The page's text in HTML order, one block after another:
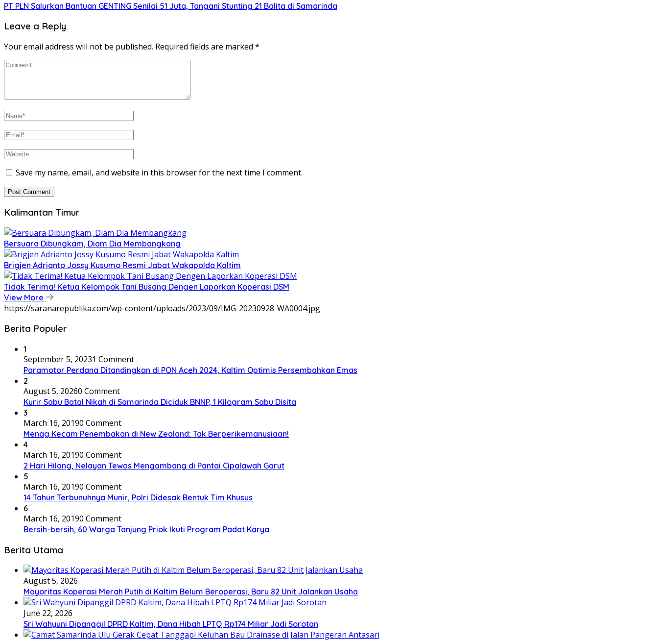
PT PLN Salurkan Bantuan GENTING Senilai 51 Juta, Tangani Stunting 21 Balita di Samarinda
Leave a Reply
Your email address will not be published. Required fields are marked *
Save my name, email, and website in this browser for the next time I comment.
Kalimantan Timur
Bersuara Dibungkam, Diam Dia Membangkang
Brigjen Adrianto Jossy Kusumo Resmi Jabat Wakapolda Kaltim
Tidak Terima! Ketua Kelompok Tani Busang Dengen Laporkan Koperasi DSM
View More
https://saranarepublika.com/wp-content/uploads/2023/09/IMG-20230928-WA0004.jpg
Berita Populer
1
September 5, 20231 Comment
Paramotor Perdana Ditandingkan di PON Aceh 2024, Kaltim Optimis Persembahkan Emas
2
August 5, 20260 Comment
Kurir Sabu Batal Nikah di Samarinda Diciduk BNNP, 1 Kilogram Sabu Disita
3
March 16, 20190 Comment
Menag Kecam Penembakan di New Zealand: Tak Berperikemanusiaan!
4
March 16, 20190 Comment
2 Hari Hilang, Nelayan Tewas Mengambang di Pantai Cipalawah Garut
5
March 16, 20190 Comment
14 Tahun Terbunuhnya Munir, Polri Didesak Bentuk Tim Khusus
6
March 16, 20190 Comment
Bersih-bersih, 60 Warga Tanjung Priok Ikuti Program Padat Karya
Berita Utama
August 5, 2026
Mayoritas Koperasi Merah Putih di Kaltim Belum Beroperasi, Baru 82 Unit Jalankan Usaha
June 22, 2026
Sri Wahyuni Dipanggil DPRD Kaltim, Dana Hibah LPTQ Rp174 Miliar Jadi Sorotan